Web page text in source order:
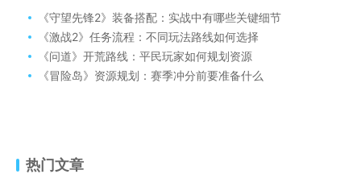
《守望先锋2》装备搭配：实战中有哪些关键细节
《激战2》任务流程：不同玩法路线如何选择
《问道》开荒路线：平民玩家如何规划资源
《冒险岛》资源规划：赛季冲分前要准备什么
热门文章